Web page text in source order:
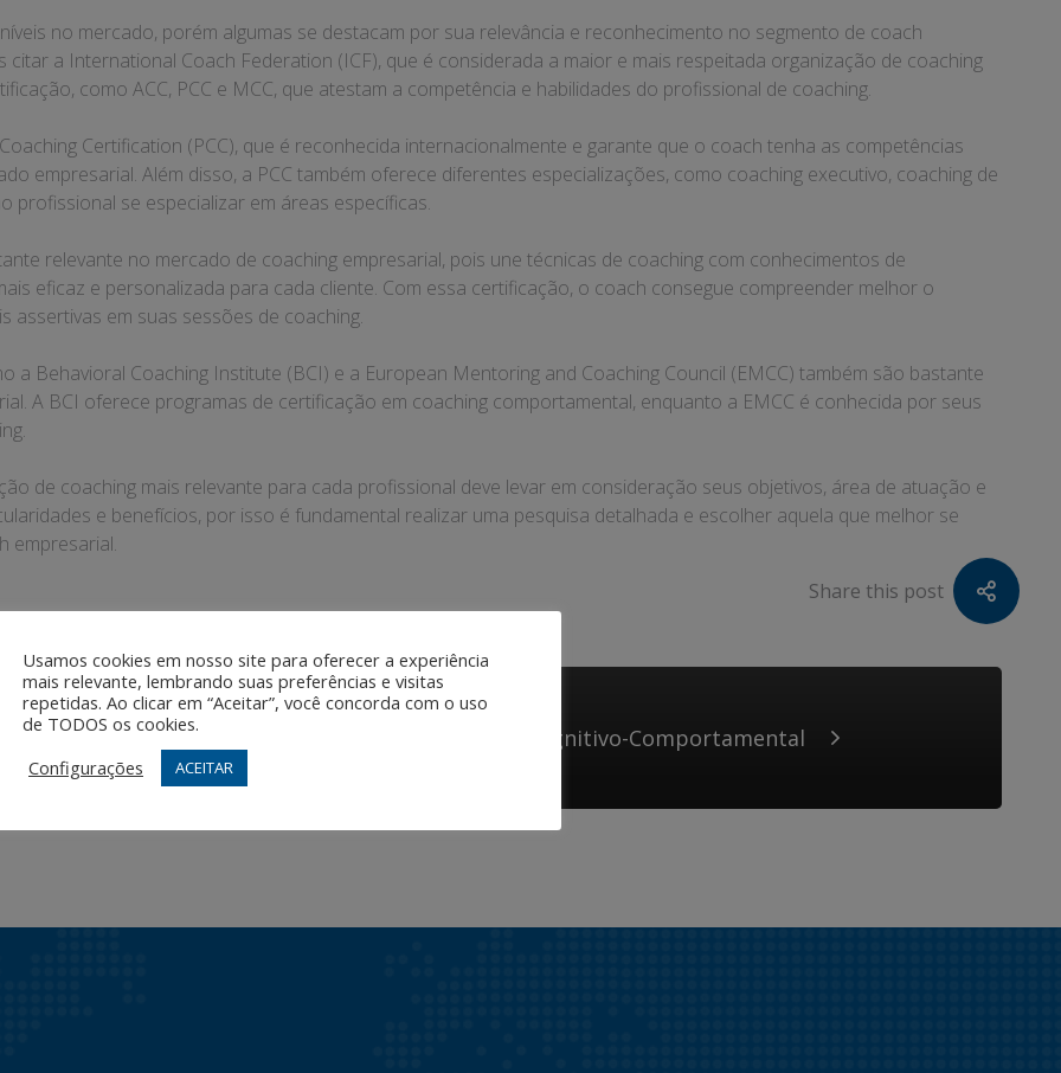
no mercado, porém algumas se destacam por sua relevância e reconhecimento no segmento de coach
a International Coach Federation (ICF), que é considerada a maior e mais respeitada organização de coaching
como ACC, PCC e MCC, que atestam a competência e habilidades do profissional de coaching.
Certification (PCC), que é reconhecida internacionalmente e garante que o coach tenha as competências
empresarial. Além disso, a PCC também oferece diferentes especializações, como coaching executivo, coaching de
profissional se especializar em áreas específicas.
relevante no mercado de coaching empresarial, pois une técnicas de coaching com conhecimentos de
eficaz e personalizada para cada cliente. Com essa certificação, o coach consegue compreender melhor o
assertivas em suas sessões de coaching.
a Behavioral Coaching Institute (BCI) e a European Mentoring and Coaching Council (EMCC) também são bastante
A BCI oferece programas de certificação em coaching comportamental, enquanto a EMCC é conhecida por seus
de coaching mais relevante para cada profissional deve levar em consideração seus objetivos, área de atuação e
e benefícios, por isso é fundamental realizar uma pesquisa detalhada e escolher aquela que melhor se
empresarial.
Share this post
do Tempo O Que é Coaching Cognitivo-Comportamental
Usamos cookies em nosso site para oferecer a experiência
mais relevante, lembrando suas preferências e visitas
repetidas. Ao clicar em “Aceitar”, você concorda com o uso
de TODOS os cookies.
Configurações
ACEITAR